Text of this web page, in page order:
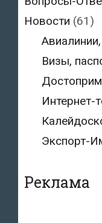
Новости (61)
Визы,
Интернет-
Экспорт-
Реклама